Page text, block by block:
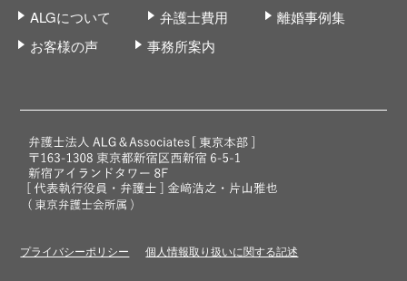
ALGについて
弁護士費用
離婚事例集
お客様の声
事務所案内
プライバシーポリシー 個人情報取り扱いに関する記述